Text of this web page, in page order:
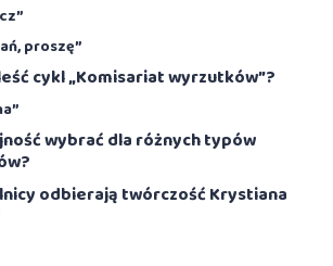
proszę”
cykl „Komisariat wyrzutków”?
wybrać dla różnych typów
odbierają twórczość Krystiana